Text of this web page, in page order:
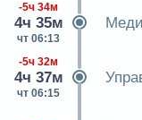
-5ч 34м
4ч 35м
чт 06:13
-5ч 32м
4ч 37м
чт 06:15